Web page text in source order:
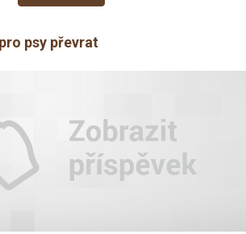
psy převrat